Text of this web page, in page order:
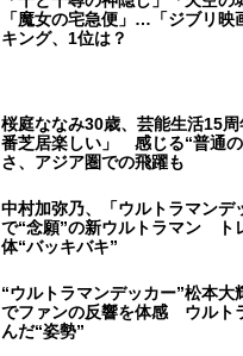
「魔女の宅急便」…「ジブリ映
キング、1位は？
桜庭ななみ30歳、芸能生活15
番芝居楽しい」 感じる“普通
さ、アジア圏での飛躍も
中村加弥乃、「ウルトラマンデ
で“念願”の新ウルトラマン ト
体“バッキバキ”
“ウルトラマンデッカー”松本大
でファンの反響を体感 ウルト
んだ“姿勢”